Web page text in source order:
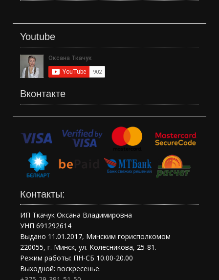
Youtube
Вконтакте
Контакты:
ИП Ткачук Оксана Владимировна
УНП 691292614
Выдано 11.01.2017, Минским горисполкомом
220055, г. Минск, ул. Колесникова, 25-81.
Режим работы: ПН-СБ 10.00-20.00
Выходной: воскресенье.